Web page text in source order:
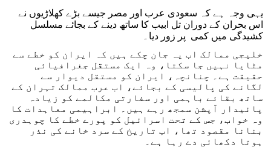
اس بحران کے دوران تل ابیب کا ساتھ دینے کے بجائے مسلسل
کشیدگی میں کمی پر زور دیا۔
خلیجی ممالک اب یہ جان چکے ہیں کہ ایران کو خطے سے
مٹایا نہیں جا سکتا، وہ ایک مستقل جغرافیائی
حقیقت ہے۔ چنانچہ، ایران کو مستقل دیوار سے
لگانے کی پالیسی کے بجائے، اب عرب ممالک تہران کے
ساتھ بقائے باہمی اور سفارتی مکالمے کو زیادہ
پائیدار آپشن سمجھ رہے ہیں۔ ابراہیمی معاہدات کا
وہ خواب، جس کے تحت اسرائیل کو پورے خطے کا چوہدری
بنانا مقصود تھا، اب تاریخ کے سرد خانے کی نذر
ہوتا دکھائی دے رہا ہے۔